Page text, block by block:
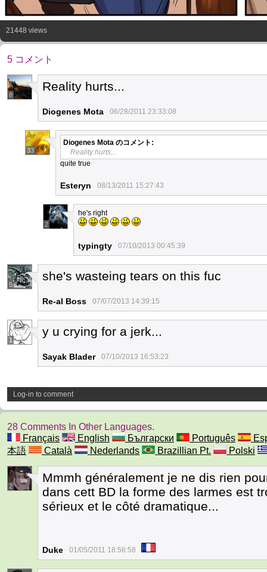
21448 views
5 コメント
8
Reality hurts...
Diogenes Mota 06/28/2011 23:33:08
33
Diogenes Mota のコメント:
Reality hurts...
quite true
Esteryn 08/13/2011 15:27:43
2
he's right
typingty 07/10/2013 00:45:39
5
she's wasteing tears on this fuc
Re-al Boss 07/07/2013 14:39:15
1
y u crying for a jerk...
Sayak Blader 07/10/2013 16:53:23
Log-in to comment
28 Comments In Other Languages.
Français
English Български Português
本語
Català Nederlands Brazillian Pt. Polski
2
Mmmh généralement je ne dis rien
dans cett BD la forme des larmes est
sérieux et le côté dramatique...
Duke 01/05/2011 18:56:58